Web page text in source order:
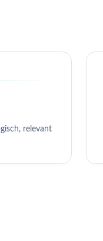
relevant